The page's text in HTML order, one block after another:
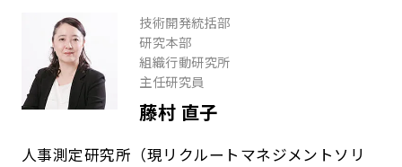
技術開発統括部
研究本部
組織行動研究所
主任研究員
藤村 直子
人事測定研究所（現リクルートマネジメントソリ